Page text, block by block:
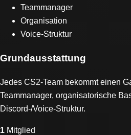
Teammanager
Organisation
Voice-Struktur
Grundausstattung
Jedes CS2-Team bekommt einen
Teammanager, organisatorische
Discord-/Voice-Struktur.
1 Mitglied